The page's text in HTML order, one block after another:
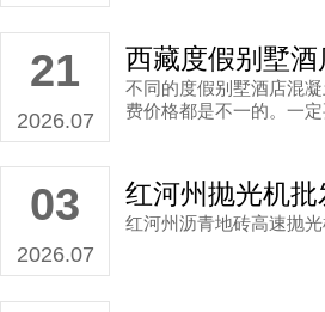
21
2026.07
不同的度假别墅酒店混
费价格都是不一的。一
03
2026.07
红河州沥青地砖高速抛